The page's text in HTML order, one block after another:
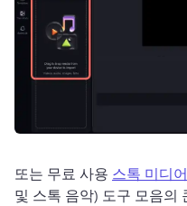
또는 무료 사용 스톡 미디어
및 스톡 음악) 도구 모음의